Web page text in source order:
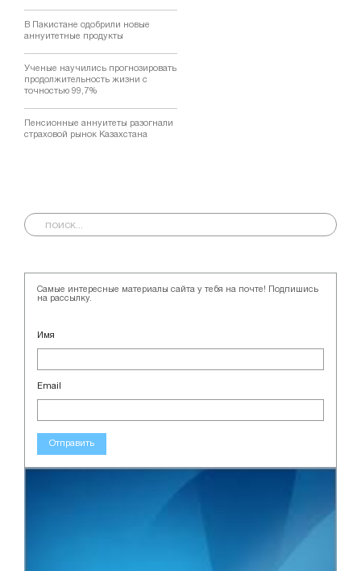
В Пакистане одобрили новые
аннуитетные продукты
Ученые научились прогнозировать
продолжительность жизни с
точностью 99,7%
Пенсионные аннуитеты разогнали
страховой рынок Казахстана
Самые интересные материалы сайта у тебя на почте! Подпишись
на рассылку.
Имя
Email
Отправить